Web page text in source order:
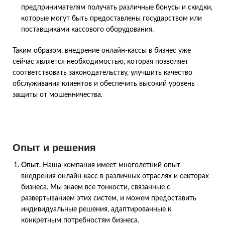
предпринимателям получать различные бонусы и скидки,
которые могут быть предоставлены государством или
поставщиками кассового оборудования.
Таким образом, внедрение онлайн-кассы в бизнес уже
сейчас является необходимостью, которая позволяет
соответствовать законодательству, улучшить качество
обслуживания клиентов и обеспечить высокий уровень
защиты от мошенничества.
Опыт и решения
Опыт. Наша компания имеет многолетний опыт
внедрения онлайн-касс в различных отраслях и секторах
бизнеса. Мы знаем все тонкости, связанные с
развертыванием этих систем, и можем предоставить
индивидуальные решения, адаптированные к
конкретным потребностям бизнеса.